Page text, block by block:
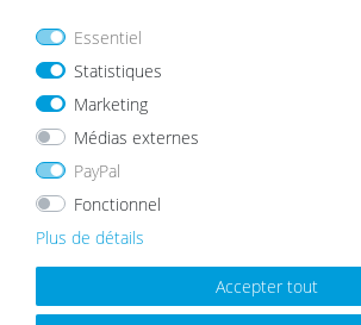
à partir de 8,99 €
List
e de
sou
hait
s
Essentiel
Statistiques
Marketing
Médias externes
PayPal
Fonctionnel
Plus de détails
Accepter tout